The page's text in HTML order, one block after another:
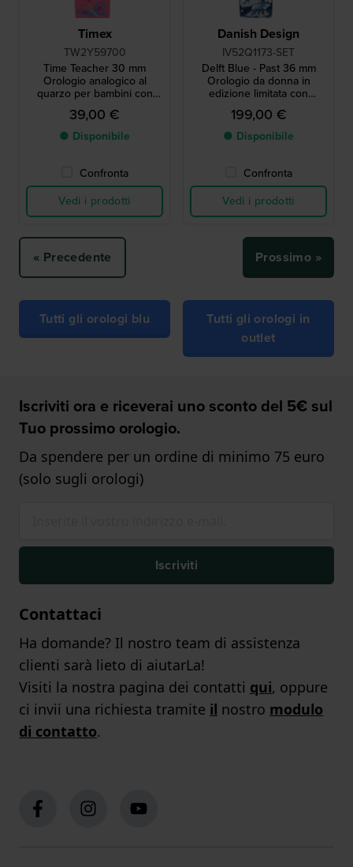
Timex
TW2Y59700
Time Teacher 30 mm
Orologio analogico al
quarzo per bambini con
lancette di facile lettura
39,00 €
● Disponibile
Confronta
Vedi i prodotti
Danish Design
IV52Q1173-SET
Delft Blue - Past 36 mm
Orologio da donna in
edizione limitata con
esclusivo ciondolo blu delft
199,00 €
● Disponibile
Confronta
Vedi i prodotti
« Precedente Prossimo »
Tutti gli orologi blu
Tutti gli orologi in
outlet
Iscriviti ora e riceverai uno sconto del 5€ sul
Tuo prossimo orologio.
Da spendere per un ordine di minimo 75 euro
(solo sugli orologi)
Iscriviti
Contattaci
Ha domande? Il nostro team di assistenza
clienti sarà lieto di aiutarLa!
Visiti la nostra pagina dei contatti qui, oppure
ci invii una richiesta tramite il nostro modulo
di contatto.